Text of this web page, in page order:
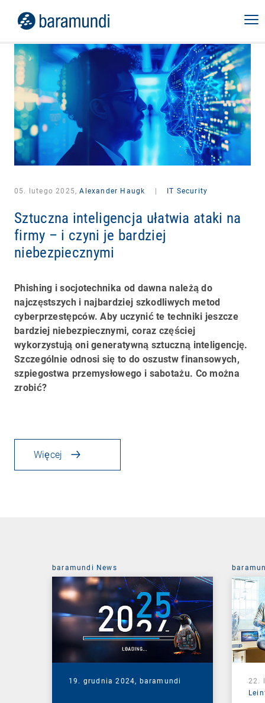
05. lutego 2025,Alexander Haugk IT Security
Sztuczna inteligencja ułatwia ataki na
firmy – i czyni je bardziej
niebezpiecznymi
Phishing i socjotechnika od dawna należą do
najczęstszych i najbardziej szkodliwych metod
cyberprzestępców. Aby uczynić te techniki jeszcze
bardziej niebezpiecznymi, coraz częściej
wykorzystują oni generatywną sztuczną inteligencję.
Szczególnie odnosi się to do oszustw finansowych,
szpiegostwa przemysłowego i sabotażu. Co można
zrobić?
Więcej
baramundi News
19. grudnia 2024, baramundi
22.